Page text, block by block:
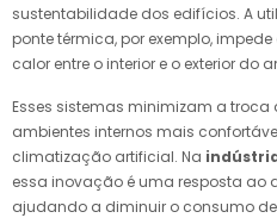
sustentabilidade dos edifícios. A
ponte térmica, por exemplo,
calor entre o interior e o exterior do
Esses sistemas minimizam a
ambientes internos mais
climatização artificial. Na
essa inovação é uma resposta ao
ajudando a diminuir o consumo